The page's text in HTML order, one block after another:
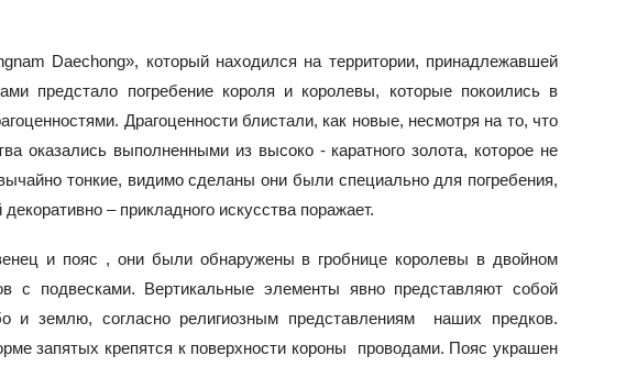
Daechong», который находился на территории, принадлежавшей
предстало погребение короля и королевы, которые покоились в
Драгоценности блистали, как новые, несмотря на то, что
оказались выполненными из высоко - каратного золота, которое не
тонкие, видимо сделаны они были специально для погребения,
– прикладного искусства поражает.
и пояс , они были обнаружены в гробнице королевы в двойном
с подвесками. Вертикальные элементы явно представляют собой
и землю, согласно религиозным представлениям наших предков.
запятых крепятся к поверхности короны проводами. Пояс украшен